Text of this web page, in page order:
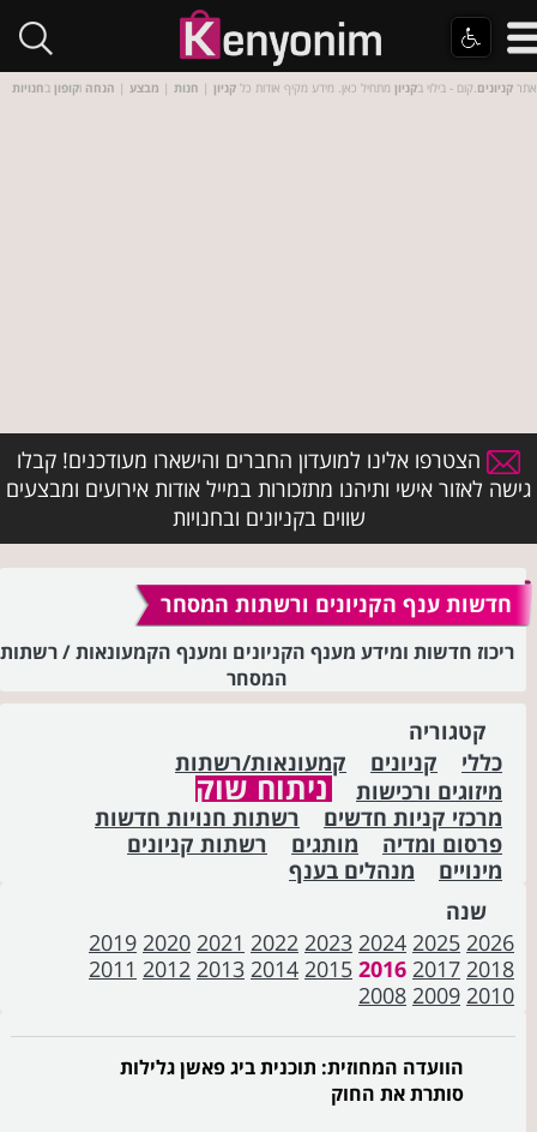
אתר קניונים.קום - בילוי בקניון מתחיל כאן. מידע מקיף אודות כל קניון | חנות | מבצע | הנחה וקופון בחנויות
הצטרפו אלינו למועדון החברים והישארו מעודכנים! קבלו
גישה לאזור אישי ותיהנו מתזכורות במייל אודות אירועים ומבצעים
שווים בקניונים ובחנויות
חדשות ענף הקניונים ורשתות המסחר
ריכוז חדשות ומידע מענף הקניונים ומענף הקמעונאות / רשתות
המסחר
קטגוריה
כללי
קניונים
קמעונאות/רשתות
מיזוגים ורכישות
ניתוח שוק
מרכזי קניות חדשים
רשתות חנויות חדשות
פרסום ומדיה
מותגים
רשתות קניונים
מינויים
מנהלים בענף
שנה
2026
2025
2024
2023
2022
2021
2020
2019
2018
2017
2016
2015
2014
2013
2012
2011
2010
2009
2008
הוועדה המחוזית: תוכנית ביג פאשן גלילות
סותרת את החוק